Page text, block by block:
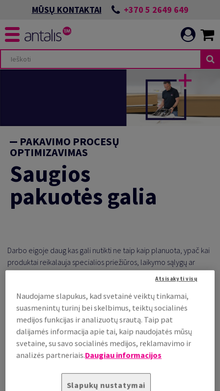
MŪSŲ KONTAKTAI +370 5 2649 649
PAKAVIMO PROCESŲ
OPTIMIZAVIMAS
Saugios
pakuotės galia
Darbo eigoje daug kas gali nutikti ne taip kaip planuota, ypač kai
produktai reikalauja specialios priežiūros, laikymo sąlygų ar
tenka juos gabenti tolimais atstumais. Kadangi kiekvienoje
„Antalio“ pakavimo specialistai siūlo visapusišką sprendimą jūsų
pakavimo procesų optimizavimui.
SUSIJĘ PUSLAPIAI
Logistikos paslaugos
Naudojame slapukus, kad svetainė veiktų tinkamai,
suasmenintų turinį bei skelbimus, teiktų socialinės
medijos funkcijas ir analizuotų srautą. Taip pat
dalijamės informacija apie tai, kaip naudojatės mūsų
svetaine, su savo socialinės medijos, reklamavimo ir
analizės partneriais.Daugiau informacijos
Slapukų nustatymai
Atsisakyti visų